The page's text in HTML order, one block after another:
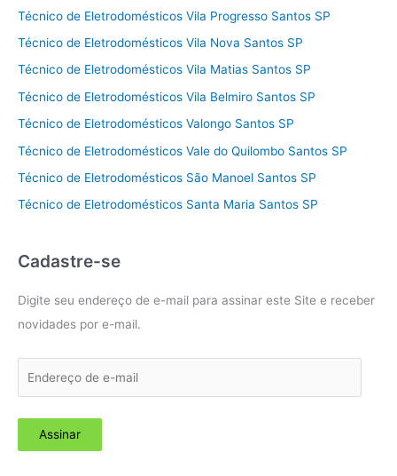
Técnico de Eletrodomésticos Vila Progresso Santos SP
Técnico de Eletrodomésticos Vila Nova Santos SP
Técnico de Eletrodomésticos Vila Matias Santos SP
Técnico de Eletrodomésticos Vila Belmiro Santos SP
Técnico de Eletrodomésticos Valongo Santos SP
Técnico de Eletrodomésticos Vale do Quilombo Santos SP
Técnico de Eletrodomésticos São Manoel Santos SP
Técnico de Eletrodomésticos Santa Maria Santos SP
Cadastre-se
Digite seu endereço de e-mail para assinar este Site e receber
novidades por e-mail.
d
Assinar